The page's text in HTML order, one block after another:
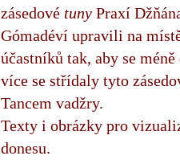
zásedové tuny Praxí
Gómadéví upravili na
účastníků tak, aby se méně
více se střídaly tyto
Tancem vadžry.
Texty i obrázky pro
donesu.